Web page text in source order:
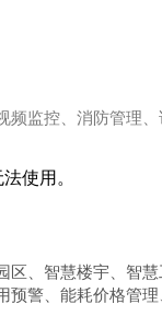
监控、消防管理
使用。
、智慧楼宇、智慧
警、能耗价格管